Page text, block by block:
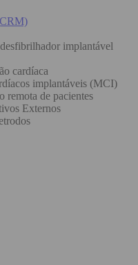
implantável
cardíaca
implantáveis (MCI)
remota de pacientes
Externos